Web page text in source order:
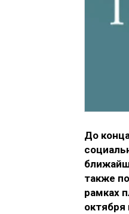
До
также
рамках